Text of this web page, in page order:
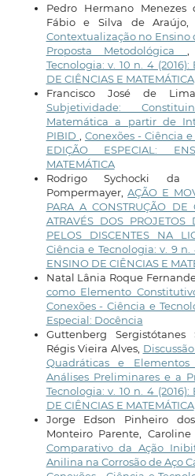
Pedro Hermano Menezes
Fábio e Silva de Araújo,
Contextualização no
Proposta Metodológica
Tecnologia: v. 10 n. 4 (2016):
DE CIÊNCIAS E MATEMÁTICA
Francisco José de
Subjetividade:
Matemática a partir de
PIBID
Conexões - Ciência e
EDIÇÃO ESPECIAL:
MATEMÁTICA
Rodrigo Sychocki da
Pompermayer,AÇÃO E
PARA A CONSTRUÇÃO DE
ATRAVÉS DOS
PELOS DISCENTES NA
Ciência e Tecnologia: v. 9 n.
ENSINO DE CIÊNCIAS E
Natal Lânia Roque
como Elemento
Conexões - Ciência e
Especial: Docência
Guttenberg Sergistótanes
Régis Vieira Alves,
Quadráticas e
Análises Preliminares e a
Tecnologia: v. 10 n. 4 (2016):
DE CIÊNCIAS E MATEMÁTICA
Jorge Edson Pinheiro
Monteiro Parente,
Comparativo da Ação
Anilina na Corrosão de Aço